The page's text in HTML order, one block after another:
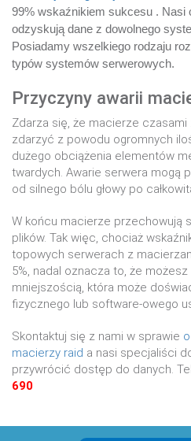
99% wskaźnikiem sukcesu . Nasi
odzyskują dane z dowolnego
Posiadamy wszelkiego rodzaju
typów systemów serwerowych.
Przyczyny awarii
Zdarza się, że macierze
zdarzyć z powodu ogromnych
dużego obciążenia elementów
twardych. Awarie serwera mogą
od silnego bólu głowy po
W końcu macierze przechowują
plików. Tak więc, chociaż
topowych serwerach z
5%, nadal oznacza to, że
mniejszością, która może
fizycznego lub software-owego
Skontaktuj się z nami w sprawie
macierzy raid a nasi specjaliści
przywrócić dostęp do danych.
690